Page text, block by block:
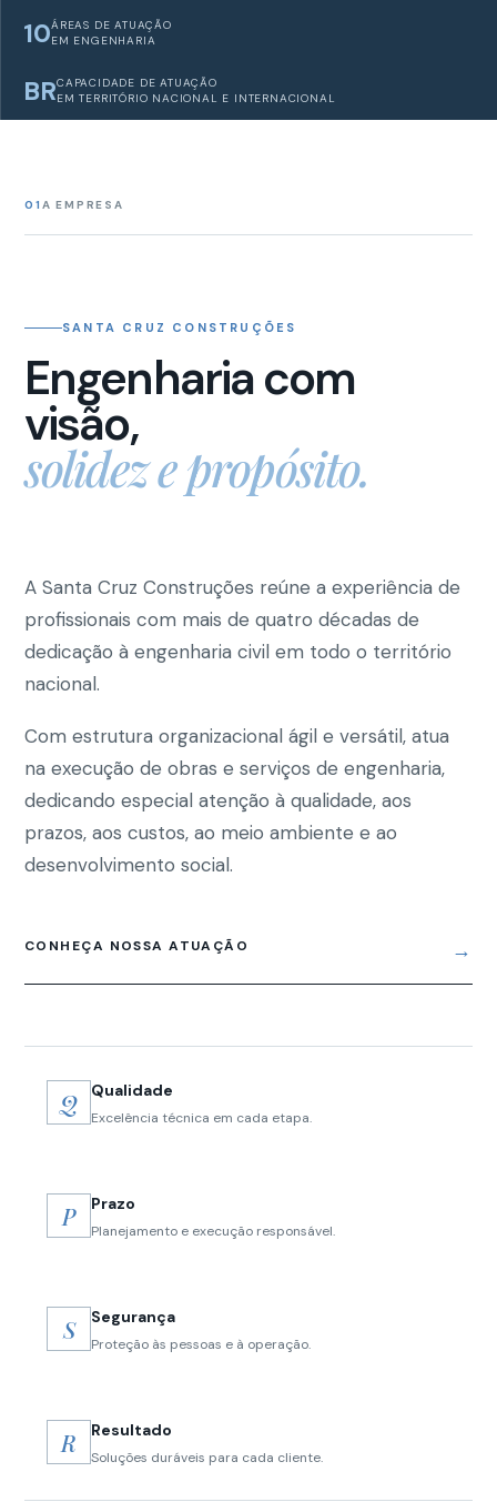
10ÁREAS DE ATUAÇÃO
EM ENGENHARIA
BRCAPACIDADE DE ATUAÇÃO
EM TERRITÓRIO NACIONAL E INTERNACIONAL
01 A EMPRESA
SANTA CRUZ CONSTRUÇÕES
Engenharia com
visão,
solidez e propósito.
A Santa Cruz Construções reúne a experiência de
profissionais com mais de quatro décadas de
dedicação à engenharia civil em todo o território
nacional.
Com estrutura organizacional ágil e versátil, atua
na execução de obras e serviços de engenharia,
dedicando especial atenção à qualidade, aos
prazos, aos custos, ao meio ambiente e ao
desenvolvimento social.
CONHEÇA NOSSA ATUAÇÃO →
Q Qualidade
Excelência técnica em cada etapa.
P Prazo
Planejamento e execução responsável.
S Segurança
Proteção às pessoas e à operação.
R Resultado
Soluções duráveis para cada cliente.